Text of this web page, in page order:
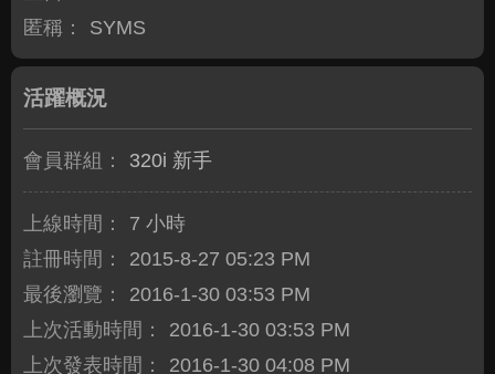
匿稱：
SYMS
活躍概況
會員群組： 320i 新手
上線時間：
7 小時
註冊時間：
2015-8-27 05:23 PM
最後瀏覽：
2016-1-30 03:53 PM
上次活動時間：
2016-1-30 03:53 PM
上次發表時間：
2016-1-30 04:08 PM